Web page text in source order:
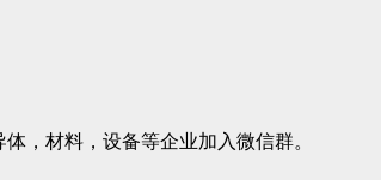
，材料，设备等企业加入微信群。